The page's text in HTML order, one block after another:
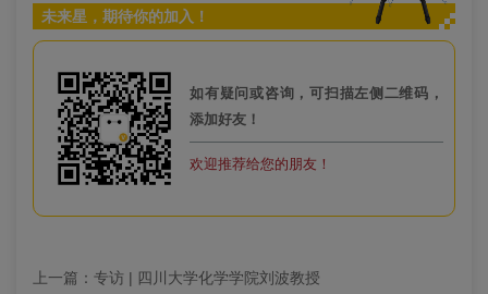
未来星，期待你的加入！
如有疑问或咨询，可扫描左侧二维码，
添加好友！
欢迎推荐给您的朋友！
上一篇： 专访 | 四川大学化学学院刘波教授